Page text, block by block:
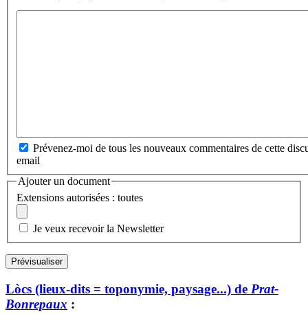
Prévenez-moi de tous les nouveaux commentaires de cette
email
Ajouter un document
Extensions autorisées : toutes
Je veux recevoir la Newsletter
Lòcs (lieux-dits = toponymie, paysage...) de Prat-
Bonrepaux :